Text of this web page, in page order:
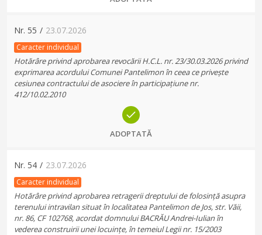
Nr. 55 / 23.07.2026
Caracter individual
Hotărâre privind aprobarea revocării H.C.L. nr. 23/30.03.2026 privind
exprimarea acordului Comunei Pantelimon în ceea ce privește
cesiunea contractului de asociere în participațiune nr.
412/10.02.2010
ADOPTATĂ
Nr. 54 / 23.07.2026
Caracter individual
Hotărâre privind aprobarea retragerii dreptului de folosință asupra
terenului intravilan situat în localitatea Pantelimon de Jos, str. Văii,
nr. 86, CF 102768, acordat domnului BACRĂU Andrei-Iulian în
vederea construirii unei locuințe, în temeiul Legii nr. 15/2003